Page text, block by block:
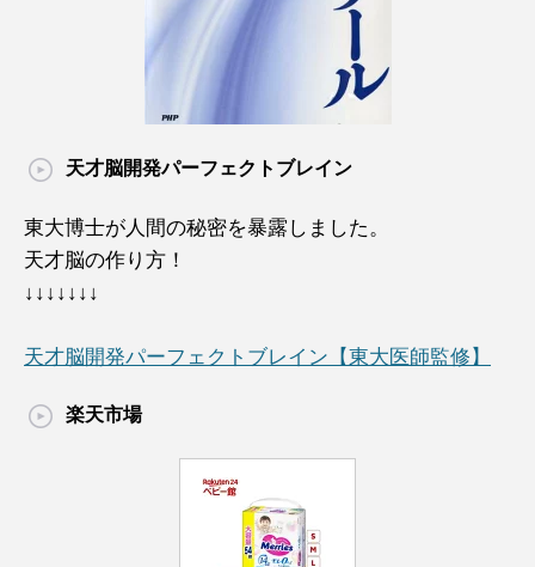
天才脳開発パーフェクトブレイン
東大博士が人間の秘密を暴露しました。
天才脳の作り方！
↓↓↓↓↓↓↓
天才脳開発パーフェクトブレイン【東大医師監修】
楽天市場